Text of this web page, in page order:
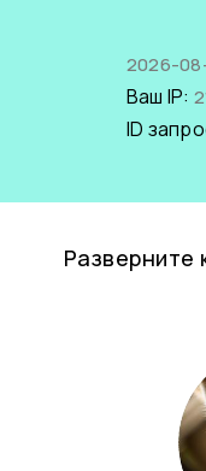
2026-
Ваш IP:
ID
Разверните